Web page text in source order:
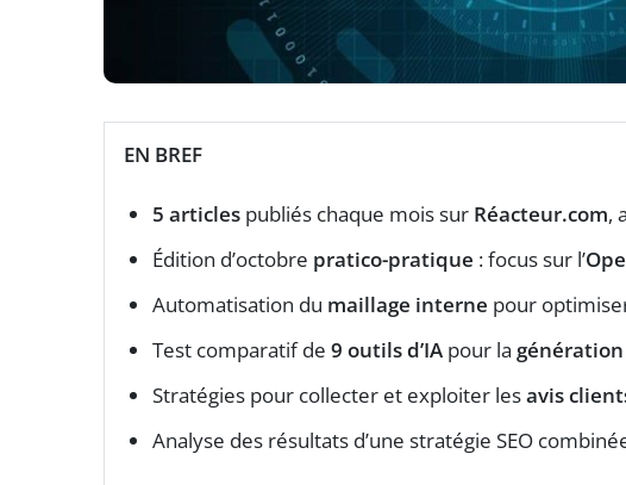
EN BREF
5 articles publiés chaque mois sur Réacteur.com,
Édition d’octobre pratico-pratique : focus sur l’
Automatisation du maillage interne pour
Test comparatif de 9 outils d’IA pour la
Stratégies pour collecter et exploiter lesavis
Analyse des résultats d’une stratégie SEO